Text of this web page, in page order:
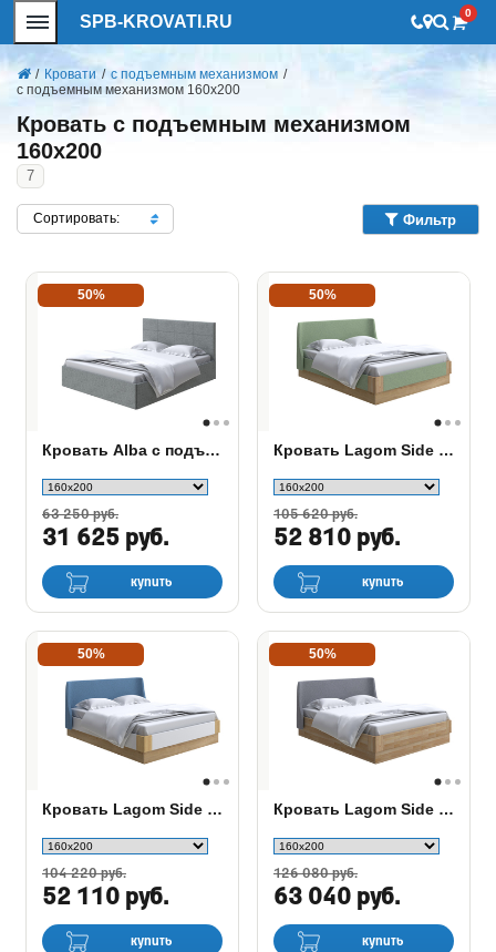
SPB-KROVATI.RU 0
/ Кровати / с подъемным механизмом /
с подъемным механизмом 160х200
Кровать с подъемным механизмом
160х200
7
Сортировать: Фильтр
50%
Кровать Alba с подъемным механизмом
63 250 руб.
31 625 руб.
купить
50%
Кровать Lagom Side Soft с подъемным механизмом
105 620 руб.
52 810 руб.
купить
50%
Кровать Lagom Side Chips с подъемным механизмом
104 220 руб.
52 110 руб.
купить
50%
Кровать Lagom Side Wood с подъемным механизмом
126 080 руб.
63 040 руб.
купить